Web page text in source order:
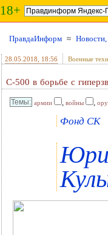
18+
ПравдаИнформ ≈
28.05.2018 , 18:56 Военные
С-500 в борьбе с
армии , войны ,
Фонд СК